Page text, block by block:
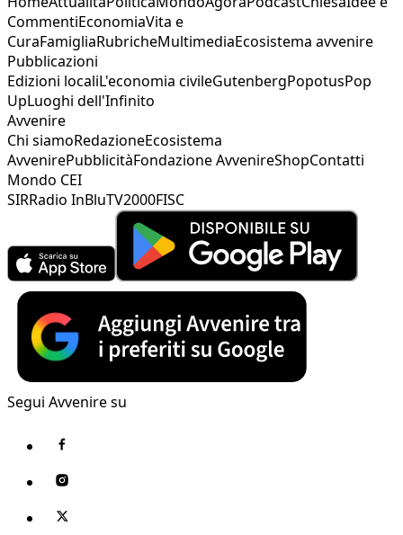
CommentiEconomiaVita e
CuraFamigliaRubricheMultimediaEcosistema avvenire
Pubblicazioni
Edizioni localiL'economia civileGutenbergPopotusPop
UpLuoghi dell'Infinito
Avvenire
Chi siamoRedazioneEcosistema
AvvenirePubblicitàFondazione AvvenireShopContatti
Mondo CEI
SIRRadio InBluTV2000FISC
Segui Avvenire su